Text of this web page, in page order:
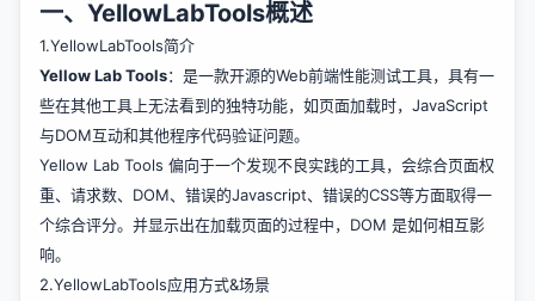
一、YellowLabTools概述
1.YellowLabTools简介
Yellow Lab Tools：是一款开源的Web前端性能测试工具，具有一
些在其他工具上无法看到的独特功能，如页面加载时，JavaScript
与DOM互动和其他程序代码验证问题。
Yellow Lab Tools 偏向于一个发现不良实践的工具，会综合页面权
重、请求数、DOM、错误的Javascript、错误的CSS等方面取得一
个综合评分。并显示出在加载页面的过程中，DOM 是如何相互影
响。
2.YellowLabTools应用方式&场景